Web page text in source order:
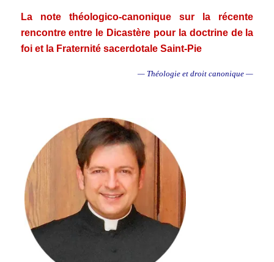
La note théologico-canonique sur la récente
rencontre entre le Dicastère pour la doctrine de la
foi et la Fraternité sacerdotale Saint-Pie
— Théologie et droit canonique —